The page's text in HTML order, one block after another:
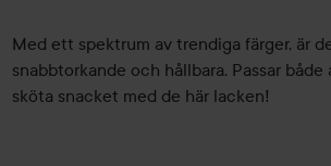
Med ett spektrum av trendiga färger, är
snabbtorkande och hållbara. Passar
sköta snacket med de här lacken!